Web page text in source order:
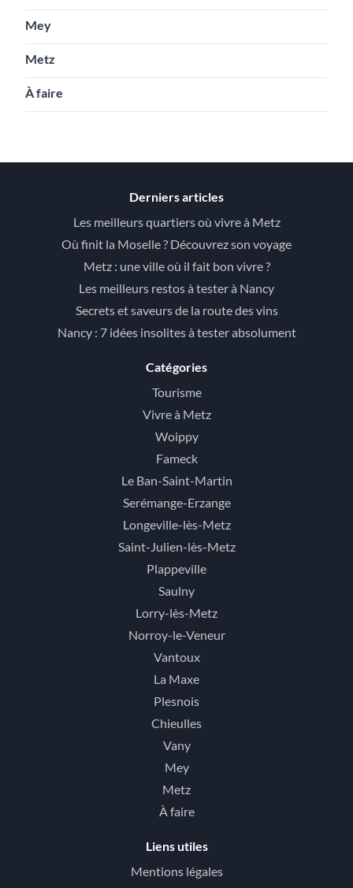
Mey
Metz
À faire
Derniers articles
Les meilleurs quartiers où vivre à Metz
Où finit la Moselle ? Découvrez son voyage
Metz : une ville où il fait bon vivre ?
Les meilleurs restos à tester à Nancy
Secrets et saveurs de la route des vins
Nancy : 7 idées insolites à tester absolument
Catégories
Tourisme
Vivre à Metz
Woippy
Fameck
Le Ban-Saint-Martin
Serémange-Erzange
Longeville-lès-Metz
Saint-Julien-lès-Metz
Plappeville
Saulny
Lorry-lès-Metz
Norroy-le-Veneur
Vantoux
La Maxe
Plesnois
Chieulles
Vany
Mey
Metz
À faire
Liens utiles
Mentions légales